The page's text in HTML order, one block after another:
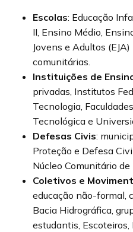
Escolas: Educação
II, Ensino Médio,
Jovens e Adultos
comunitárias.
Instituições de
privadas, Institutos
Tecnologia,
Tecnológica e
Defesas Civis:
Proteção e Defesa
Núcleo Comunitário
Coletivos e
educação não-formal,
Bacia Hidrográfica,
estudantis,